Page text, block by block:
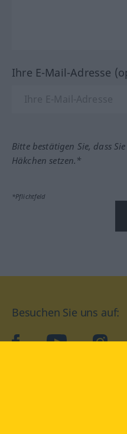
Ihre E-Mail-Adresse
Bitte bestätigen Sie, dass
Häkchen setzen.*
*Pflichtfeld
Besuchen Sie uns auf:
facebookYouTube